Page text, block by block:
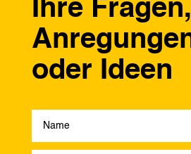
Ihre Fragen,
oder Ideen